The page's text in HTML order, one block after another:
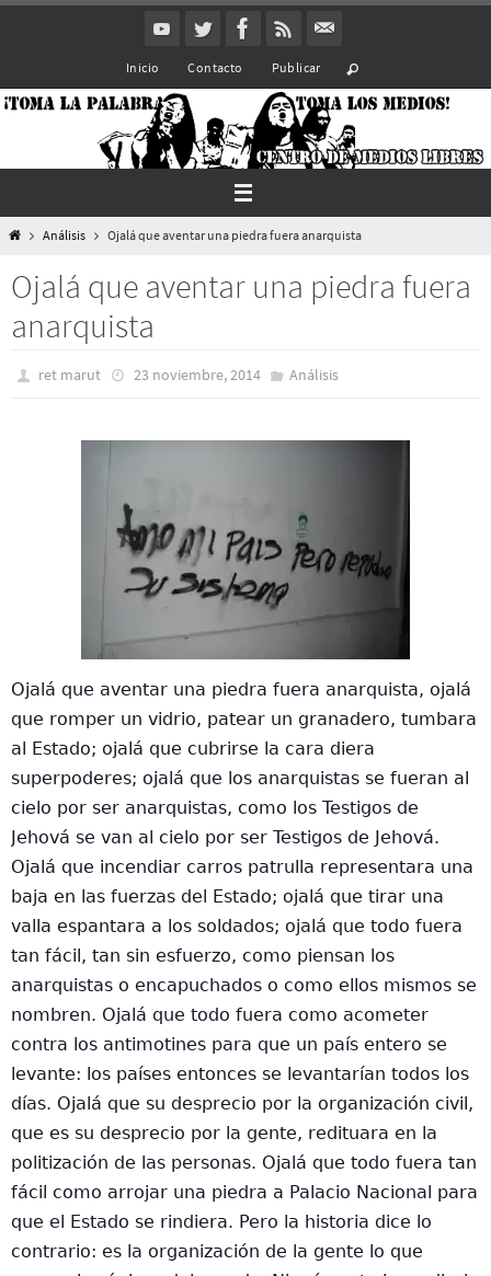
Inicio Contacto Publicar
InicioAnálisis Ojalá que aventar una piedra fuera anarquista
Ojalá que aventar una piedra fuera
anarquista
ret marut 23 noviembre, 2014 Análisis
Ojalá que aventar una piedra fuera anarquista, ojalá
que romper un vidrio, patear un granadero, tumbara
al Estado; ojalá que cubrirse la cara diera
superpoderes; ojalá que los anarquistas se fueran al
cielo por ser anarquistas, como los Testigos de
Jehová se van al cielo por ser Testigos de Jehová.
Ojalá que incendiar carros patrulla representara una
baja en las fuerzas del Estado; ojalá que tirar una
valla espantara a los soldados; ojalá que todo fuera
tan fácil, tan sin esfuerzo, como piensan los
anarquistas o encapuchados o como ellos mismos se
nombren. Ojalá que todo fuera como acometer
contra los antimotines para que un país entero se
levante: los países entonces se levantarían todos los
días. Ojalá que su desprecio por la organización civil,
que es su desprecio por la gente, redituara en la
politización de las personas. Ojalá que todo fuera tan
fácil como arrojar una piedra a Palacio Nacional para
que el Estado se rindiera. Pero la historia dice lo
contrario: es la organización de la gente lo que